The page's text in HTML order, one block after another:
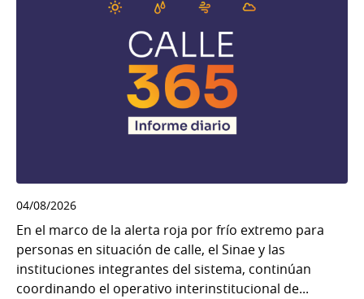
04/08/2026
En el marco de la alerta roja por frío extremo para
personas en situación de calle, el Sinae y las
instituciones integrantes del sistema, continúan
coordinando el operativo interinstitucional de...